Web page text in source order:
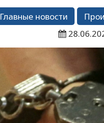
Главные новости